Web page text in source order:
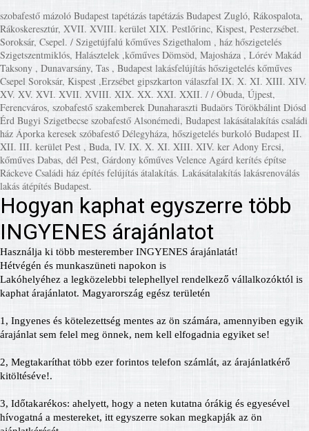
szobafestő mázoló Budapest tapétázás tapétázás Budapest Zugló, Rákospalota,
Rákoskeresztúr, XVII. XVIII. kerület XIX. Pestlőrinc, Kispest, Pesterzsébet.
Soroksár, Csepel. / Szigetújfalú kőműves Szigethalom , ház hőszigetelés
Szigetszentmiklós, Halásztelek ,kőműves Dömsöd, Majosháza , Lórév Makád
Taksony , Dunavarsány, Tas , Budapest lakásfelújítás hőszigetelés kőműves
Csepel Soroksár, Kispest ,Erzsébet gipszkarton válaszfal IX. X. XI. XIII. XIV.
XV. XV. XVI. XVII. XVIII. XIX. XX. XXI. XXII. / / Óbuda, Újpest,
Ferencváros, szobafestő szakemberek Dunaharaszti Budaörs Törökbálint Diósd
Érd Bugyi Szigetbecse szobafestő Alsonémedi, Budapest lakásátalakítás családi
ház Áporka keresek szóbafestő Délegyháza, hőszigetelés burkoló Budapest II.
XII. III. kerület Pest , Buda, IV. IX. X. XI. XIII. XIV. ker Adony Ercsi,
kőműves Dabas, dél Pest, Gárdony kőműves Velence Agárd kerítés építse
Ráckeve Családi ház építés felújítás átalakítás. Lakásátalakítás lakásrenoválás
lakás átépítés Budapest.